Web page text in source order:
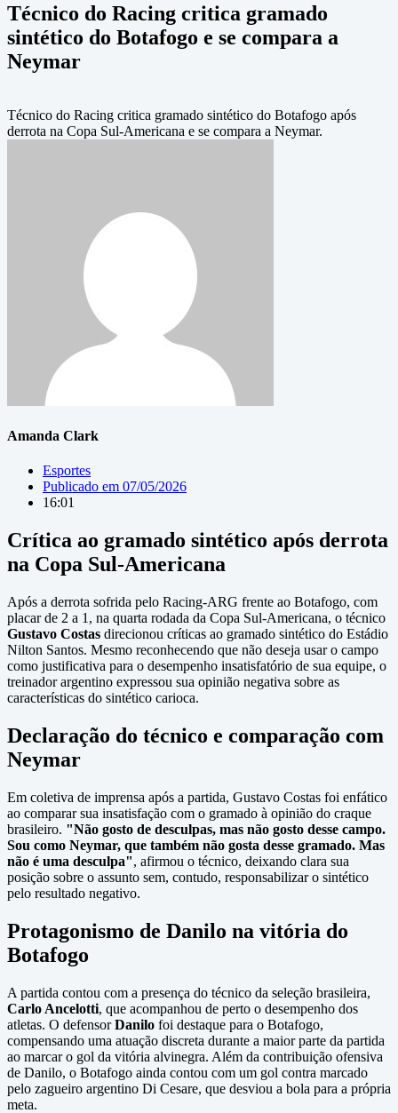
Técnico do Racing critica gramado
sintético do Botafogo e se compara a
Neymar
Técnico do Racing critica gramado sintético do Botafogo após
derrota na Copa Sul-Americana e se compara a Neymar.
Amanda Clark
Esportes
Publicado em 07/05/2026
16:01
Crítica ao gramado sintético após derrota
na Copa Sul-Americana
Após a derrota sofrida pelo Racing-ARG frente ao Botafogo, com
placar de 2 a 1, na quarta rodada da Copa Sul-Americana, o técnico
Gustavo Costas direcionou críticas ao gramado sintético do Estádio
Nilton Santos. Mesmo reconhecendo que não deseja usar o campo
como justificativa para o desempenho insatisfatório de sua equipe, o
treinador argentino expressou sua opinião negativa sobre as
características do sintético carioca.
Declaração do técnico e comparação com
Neymar
Em coletiva de imprensa após a partida, Gustavo Costas foi enfático
ao comparar sua insatisfação com o gramado à opinião do craque
brasileiro. "Não gosto de desculpas, mas não gosto desse campo.
Sou como Neymar, que também não gosta desse gramado. Mas
não é uma desculpa", afirmou o técnico, deixando clara sua
posição sobre o assunto sem, contudo, responsabilizar o sintético
pelo resultado negativo.
Protagonismo de Danilo na vitória do
Botafogo
A partida contou com a presença do técnico da seleção brasileira,
Carlo Ancelotti, que acompanhou de perto o desempenho dos
atletas. O defensorDanilo foi destaque para o Botafogo,
compensando uma atuação discreta durante a maior parte da partida
ao marcar o gol da vitória alvinegra. Além da contribuição ofensiva
de Danilo, o Botafogo ainda contou com um gol contra marcado
pelo zagueiro argentino Di Cesare, que desviou a bola para a própria
meta.